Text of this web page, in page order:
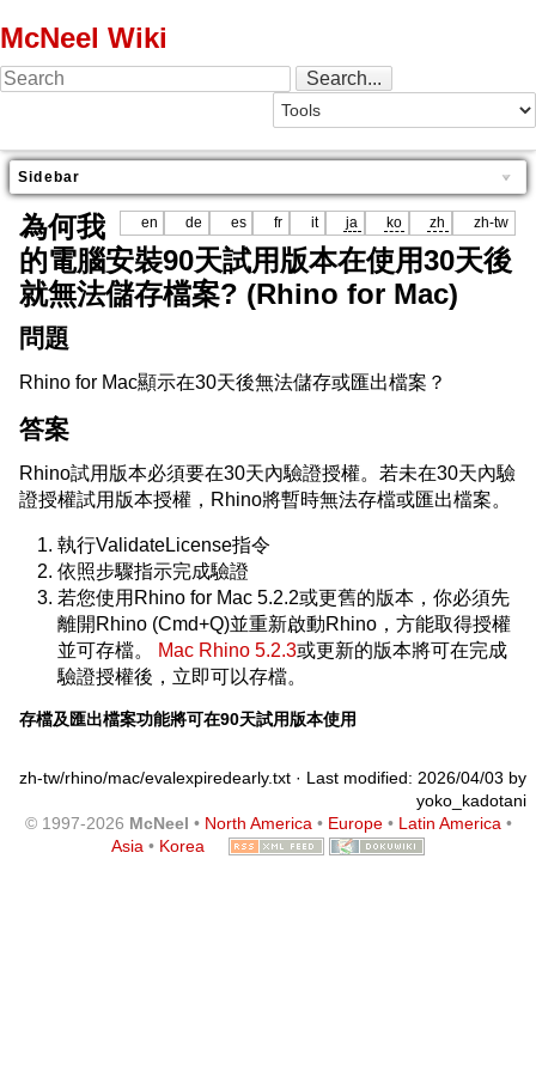
McNeel Wiki
Sidebar
en de es fr it ja ko zh zh-tw
為何我
的電腦安裝90天試用版本在使用30天後
就無法儲存檔案? (Rhino for Mac)
問題
Rhino for Mac顯示在30天後無法儲存或匯出檔案？
答案
Rhino試用版本必須要在30天內驗證授權。若未在30天內驗
證授權試用版本授權，Rhino將暫時無法存檔或匯出檔案。
執行ValidateLicense指令
依照步驟指示完成驗證
若您使用Rhino for Mac 5.2.2或更舊的版本，你必須先
離開Rhino (Cmd+Q)並重新啟動Rhino，方能取得授權
並可存檔。
Mac Rhino 5.2.3或更新的版本將可在完成
驗證授權後，立即可以存檔。
存檔及匯出檔案功能將可在90天試用版本使用
zh-tw/rhino/mac/evalexpiredearly.txt · Last modified: 2026/04/03 by
yoko_kadotani
© 1997-2026 McNeel • North America • Europe• Latin America •
Asia • Korea